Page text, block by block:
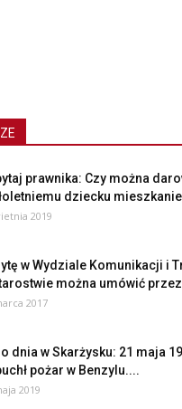
prawnika: Czy można
dziecku
2019
w Wydziale Komunikacji i
można umówić
2017
dnia w Skarżysku: 21 maja
pożar w Benzylu....
2019